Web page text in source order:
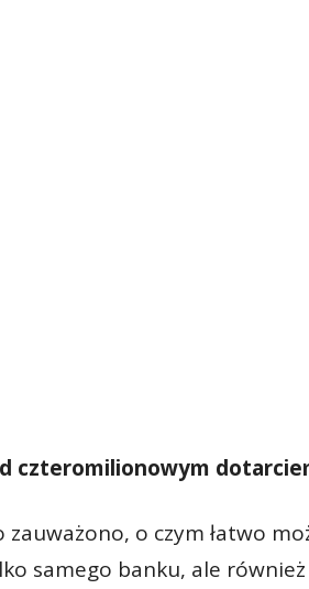
czteromilionowym
zauważono, o czym łatwo
samego banku, ale